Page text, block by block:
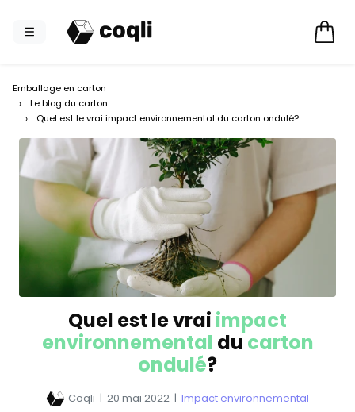
Emballage en carton
›
Le blog du carton
›
Quel est le vrai impact environnemental du carton ondulé?
Quel est le vrai impact
environnemental du carton
ondulé?
Coqli | 20 mai 2022 | Impact environnemental